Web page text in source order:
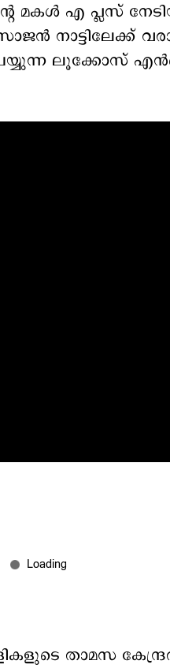
മകൾ എ പ്ലസ്
നാട്ടിലേക്ക്
ലൂക്കോസ്
താമസ